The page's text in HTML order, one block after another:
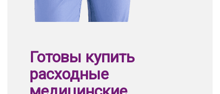
Готовы купить
расходные